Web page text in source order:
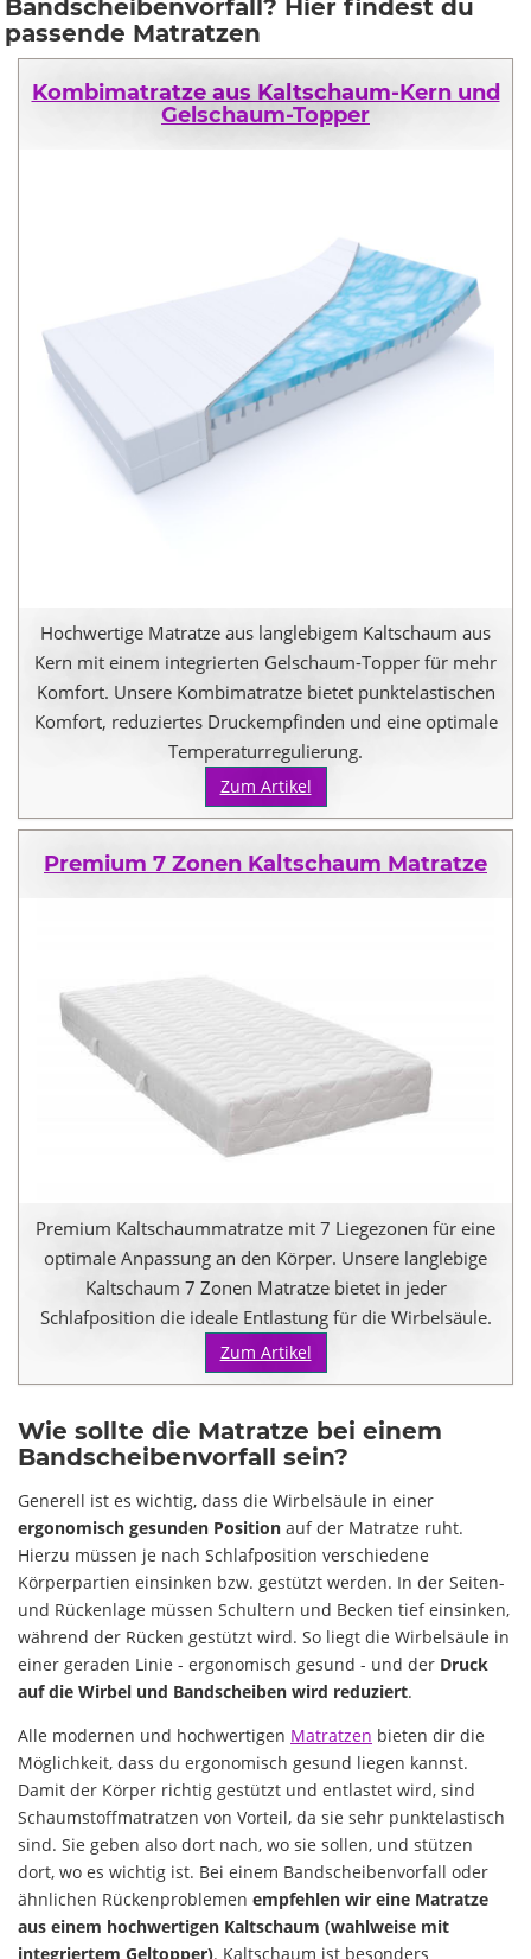
Bandscheibenvorfall? Hier findest du
passende Matratzen
Kombimatratze aus Kaltschaum-Kern und
Gelschaum-Topper
Hochwertige Matratze aus langlebigem Kaltschaum aus
Kern mit einem integrierten Gelschaum-Topper für mehr
Komfort. Unsere Kombimatratze bietet punktelastischen
Komfort, reduziertes Druckempfinden und eine optimale
Temperaturregulierung.
Zum Artikel
Premium 7 Zonen Kaltschaum Matratze
Premium Kaltschaummatratze mit 7 Liegezonen für eine
optimale Anpassung an den Körper. Unsere langlebige
Kaltschaum 7 Zonen Matratze bietet in jeder
Schlafposition die ideale Entlastung für die Wirbelsäule.
Zum Artikel
Wie sollte die Matratze bei einem
Bandscheibenvorfall sein?
Generell ist es wichtig, dass die Wirbelsäule in einer
ergonomisch gesunden Position auf der Matratze ruht.
Hierzu müssen je nach Schlafposition verschiedene
Körperpartien einsinken bzw. gestützt werden. In der Seiten-
und Rückenlage müssen Schultern und Becken tief einsinken,
während der Rücken gestützt wird. So liegt die Wirbelsäule in
einer geraden Linie - ergonomisch gesund - und der Druck
auf die Wirbel und Bandscheiben wird reduziert.
Alle modernen und hochwertigen Matratzen bieten dir die
Möglichkeit, dass du ergonomisch gesund liegen kannst.
Damit der Körper richtig gestützt und entlastet wird, sind
Schaumstoffmatratzen von Vorteil, da sie sehr punktelastisch
sind. Sie geben also dort nach, wo sie sollen, und stützen
dort, wo es wichtig ist. Bei einem Bandscheibenvorfall oder
ähnlichen Rückenproblemen empfehlen wir eine Matratze
aus einem hochwertigen Kaltschaum (wahlweise mit
integriertem Geltopper). Kaltschaum ist besonders